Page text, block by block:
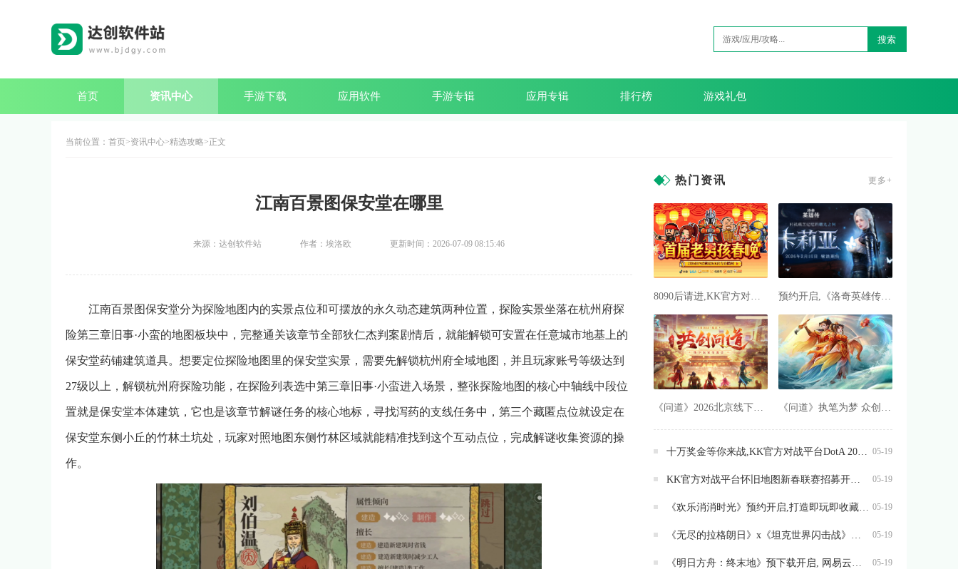
搜索
首页 资讯中心 手游下载 应用软件 手游专辑 应用专辑 排行榜 游戏礼包
当前位置： 首页 资讯中心 精选攻略 正文
江南百景图保安堂在哪里
来源：达创软件站 作者：埃洛欧 更新时间：2026-07-09 08:15:46
江南百景图保安堂分为探险地图内的实景点位和可摆放的永久动态建筑两种位置，探险实景坐落在杭州府探
险第三章旧事·小蛮的地图板块中，完整通关该章节全部狄仁杰判案剧情后，就能解锁可安置在任意城市地基上的
保安堂药铺建筑道具。想要定位探险地图里的保安堂实景，需要先解锁杭州府全域地图，并且玩家账号等级达到
27级以上，解锁杭州府探险功能，在探险列表选中第三章旧事·小蛮进入场景，整张探险地图的核心中轴线中段位
置就是保安堂本体建筑，它也是该章节解谜任务的核心地标，寻找泻药的支线任务中，第三个藏匿点位就设定在
保安堂东侧小丘的竹林土坑处，玩家对照地图东侧竹林区域就能精准找到这个互动点位，完成解谜收集资源的操
作。
热门资讯 更多+
05-19
05-19
05-19
05-19
05-19